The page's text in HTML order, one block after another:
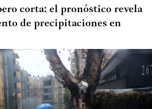
corta: el pronóstico revela
de precipitaciones en